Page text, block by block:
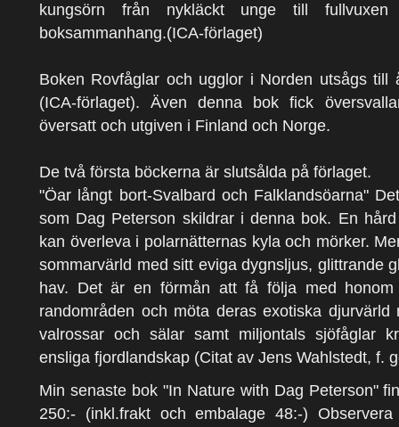
kungsörn från nykläckt unge till
boksammanhang.(ICA-förlaget)
Boken Rovfåglar och ugglor i Norden utsågs till
(ICA-förlaget). Även denna bok fick
översatt och utgiven i Finland och Norge.
De två första böckerna är slutsålda på förlaget.
"Öar långt bort-Svalbard och Falklandsöarna"
som Dag Peterson skildrar i denna bok. En
kan överleva i polarnätternas kyla och mörker.
sommarvärld med sitt eviga dygnsljus, glittrande
hav. Det är en förmån att få följa med
randområden och möta deras exotiska
valrossar och sälar samt miljontals sjöfåglar
ensliga fjordlandskap (Citat av Jens Wahlstedt, f.
Min senaste bok "In Nature with Dag Peterson"
250:- (inkl.frakt och embalage 48:-)